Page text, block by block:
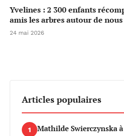
Yvelines : 2 300 enfants
amis les arbres autour de
24 mai 2026
Articles populaires
1
Mathilde Swierczynska